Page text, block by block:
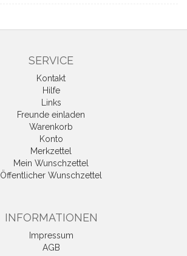
SERVICE
Kontakt
Hilfe
Links
Freunde einladen
Warenkorb
Konto
Merkzettel
Mein Wunschzettel
Öffentlicher Wunschzettel
INFORMATIONEN
Impressum
AGB